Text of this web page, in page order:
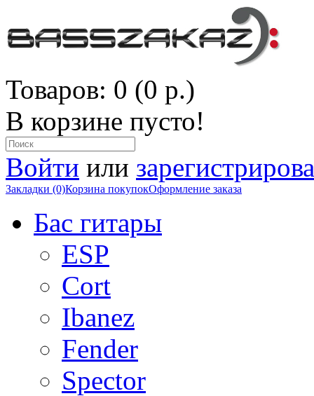
Товаров: 0 (0 р.)
В корзине пусто!
Войти или
Закладки (0)Корзина покупокОформление заказа
Бас гитары
ESP
Cort
Ibanez
Fender
Spector